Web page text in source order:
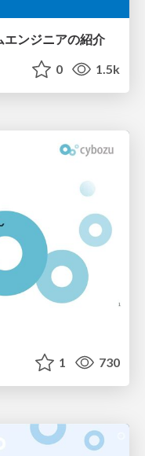
ンジニアの紹介
0 1.5k
1 730